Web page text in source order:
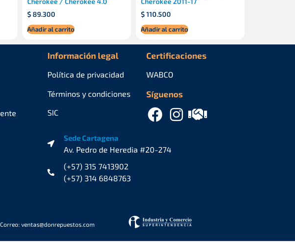
$89.300
Añadir al carrito
$110.500
Añadir al carrito
Información legal
Política de privacidad
Términos y condiciones
SIC
Certificaciones
Síguenos
WABCO
Sede Cartagena
Av. Pedro de Heredia #20-274
(+57) 315 7413902
(+57) 314 6848763
ventas@donrepuestos.com